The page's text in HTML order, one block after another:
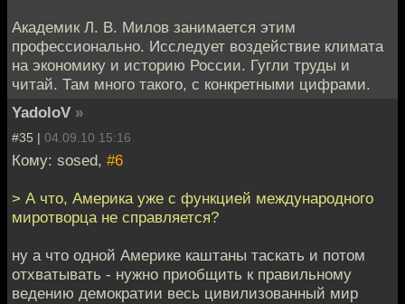
Академик Л. В. Милов занимается этим
профессионально. Исследует воздействие климата
на экономику и историю России. Гугли труды и
читай. Там много такого, с конкретными цифрами.
YadoloV »
#35 | 04.09.10 15:16
Кому: sosed, #6
> А что, Америка уже с функцией международного
миротворца не справляется?
ну а что одной Америке каштаны таскать и потом
отхватывать - нужно приобщить к правильному
ведению демократии весь цивилизованный мир